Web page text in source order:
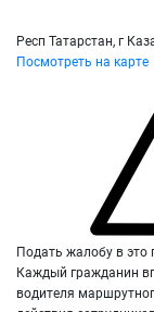
Респ Татарстан, г
Посмотреть на карте
Подать жалобу в
Каждый гражданин
водителя